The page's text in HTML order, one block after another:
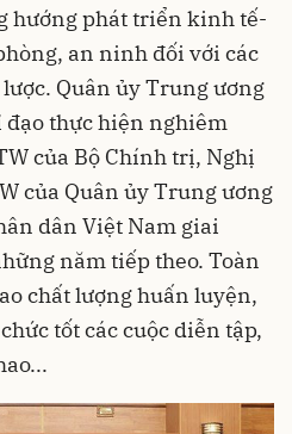
hướng phát triển kinh tế-
an ninh đối với các
Quân ủy Trung ương
đạo thực hiện nghiêm
của Bộ Chính trị, Nghị
của Quân ủy Trung ương
dân Việt Nam giai
năm tiếp theo. Toàn
chất lượng huấn luyện,
tốt các cuộc diễn tập,